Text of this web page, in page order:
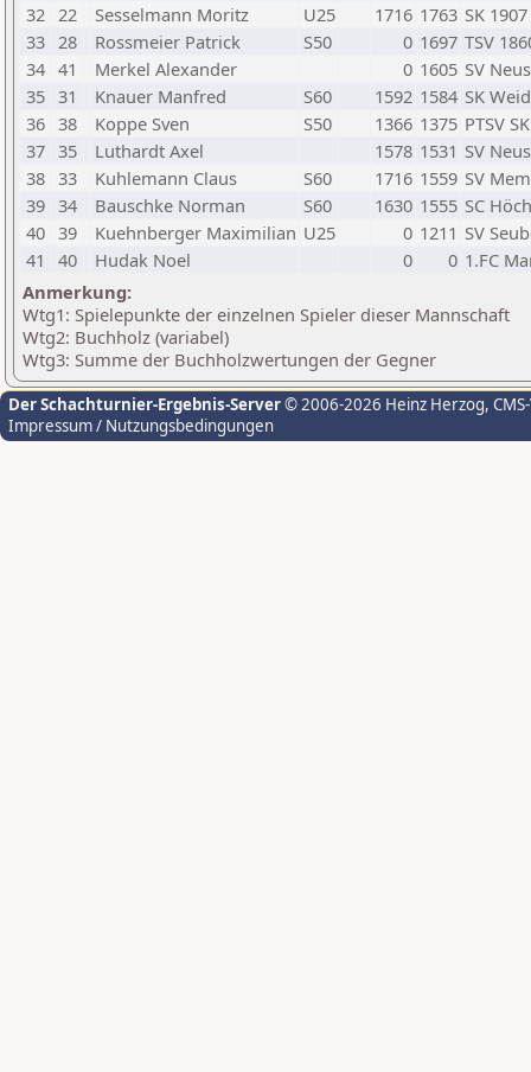
32 22 Sesselmann Moritz U25 1716 1763 SK
33 28 Rossmeier Patrick S50 0 1697 TSV
34 41 Merkel Alexander 0 1605 SV
35 31 Knauer Manfred S60 1592 1584 SK
36 38 Koppe Sven S50 1366 1375 PTSV
37 35 Luthardt Axel 1578 1531 SV
38 33 Kuhlemann Claus S60 1716 1559 SV
39 34 Bauschke Norman S60 1630 1555 SC
40 39 Kuehnberger Maximilian U25 0 1211 SV
41
40 Hudak Noel 0 0 1.FC
Anmerkung:
Wtg1: Spielepunkte der einzelnen Spieler dieser Mannschaft
Wtg2: Buchholz (variabel)
Wtg3: Summe der Buchholzwertungen der Gegner
Der Schachturnier-Ergebnis-Server© 2006-2026 Heinz Herzog,
Impressum / Nutzungsbedingungen